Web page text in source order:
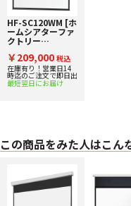
HF-SC120WM [ホ
ームシアターファ
クトリー
avac] 電動スクリ
ーン 【120イン
チ】
￥209,000 税込
在庫有り！営業日14
時迄のご注文で即日出
最短翌日にお届け
この商品をみた人はこん